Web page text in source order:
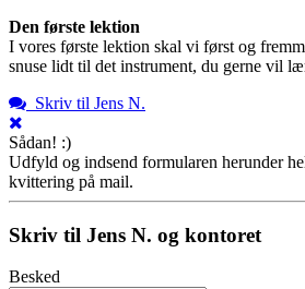
Den første lektion
I vores første lektion skal vi først og
snuse lidt til det instrument, du gerne vil
Skriv til Jens N.
Sådan! :)
Udfyld og indsend formularen herunder
kvittering på mail.
Skriv til Jens N. og kontoret
Besked